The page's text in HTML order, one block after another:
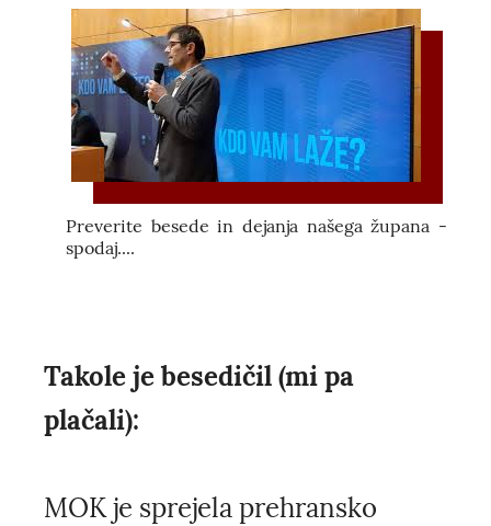
Preverite besede in dejanja našega župana -
spodaj....
Takole je besedičil (mi pa
plačali):
MOK je sprejela prehransko